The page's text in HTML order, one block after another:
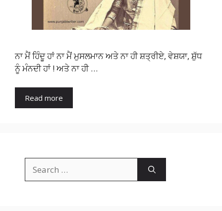
ਨਾ ਮੈਂ ਹਿੰਦੂ ਹਾਂ ਨਾ ਮੈਂ ਮੁਸਲਮਾਨ ਅਤੇ ਨਾ ਹੀ ਸ਼ਤ੍ਰੀਏ, ਵੇਸ਼ਯਾ, ਸ਼ੁੱਧ
ਨੂੰ ਮੰਨਦੀ ਹਾਂ ! ਅਤੇ ਨਾ ਹੀ …
Read more
for: